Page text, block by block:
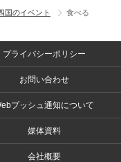
国のイベント 食べる
プライバシーポリシー
お問い合わせ
プッシュ通知について
媒体資料
会社概要